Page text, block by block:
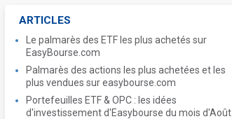
ARTICLES
Le palmarès des ETF les plus achetés sur
EasyBourse.com
Palmarès des actions les plus achetées et les
plus vendues sur easybourse.com
Portefeuilles ETF & OPC : les idées
d'investissement d'Easybourse du mois d'Août